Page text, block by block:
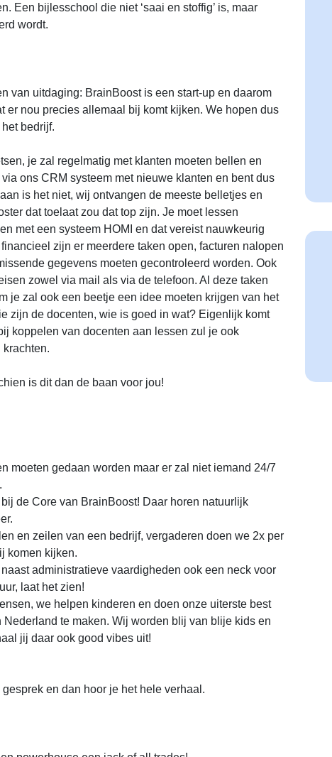
Een bijlesschool die niet ‘saai en stoffig’ is, maar
wordt.
van uitdaging: BrainBoost is een start-up en daarom
er nou precies allemaal bij komt kijken. We hopen dus
bedrijf.
je zal regelmatig met klanten moeten bellen en
ons CRM systeem met nieuwe klanten en bent dus
is het niet, wij ontvangen de meeste belletjes en
dat toelaat zou dat top zijn. Je moet lessen
met een systeem HOMI en dat vereist nauwkeurig
zijn er meerdere taken open, facturen nalopen
gegevens moeten gecontroleerd worden. Ook
zowel via mail als via de telefoon. Al deze taken
je zal ook een beetje een idee moeten krijgen van het
zijn de docenten, wie is goed in wat? Eigenlijk komt
koppelen van docenten aan lessen zul je ook
krachten.
is dit dan de baan voor jou!
moeten gedaan worden maar er zal niet iemand 24/7
de Core van BrainBoost! Daar horen natuurlijk
en zeilen van een bedrijf, vergaderen doen we 2x per
komen kijken.
administratieve vaardigheden ook een neck voor
laat het zien!
we helpen kinderen en doen onze uiterste best
te maken. Wij worden blij van blije kids en
jij daar ook good vibes uit!
en dan hoor je het hele verhaal.